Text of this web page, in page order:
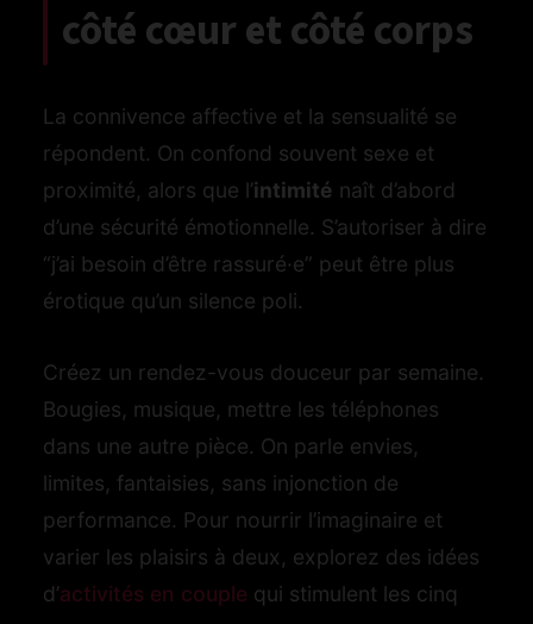
côté cœur et côté corps
La connivence affective et la sensualité se
répondent. On confond souvent sexe et
proximité, alors que l’intimité naît d’abord
d’une sécurité émotionnelle. S’autoriser à dire
“j’ai besoin d’être rassuré·e” peut être plus
érotique qu’un silence poli.
Créez un rendez-vous douceur par semaine.
Bougies, musique, mettre les téléphones
dans une autre pièce. On parle envies,
limites, fantaisies, sans injonction de
performance. Pour nourrir l’imaginaire et
varier les plaisirs à deux, explorez des idées
d’activités en couple qui stimulent les cinq